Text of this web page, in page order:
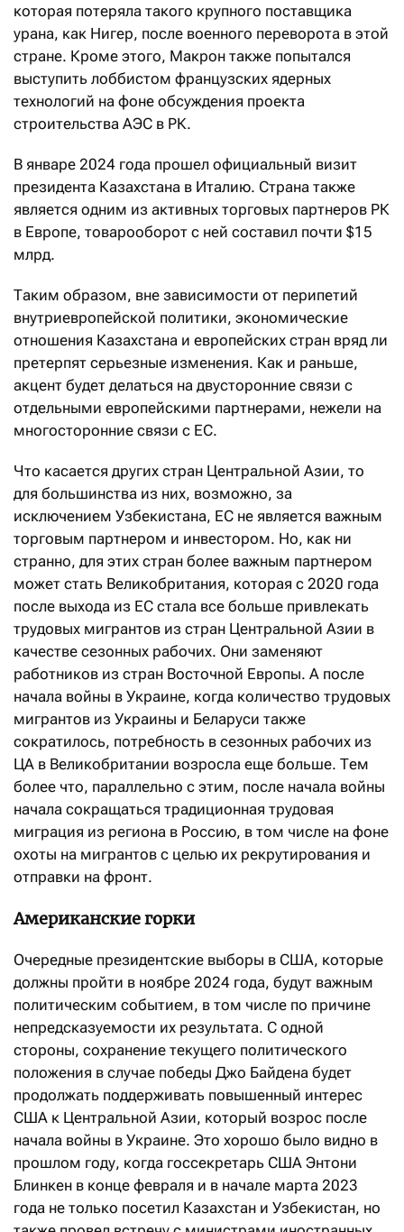
которая потеряла такого крупного поставщика
урана, как Нигер, после военного переворота в этой
стране. Кроме этого, Макрон также попытался
выступить лоббистом французских ядерных
технологий на фоне обсуждения проекта
строительства АЭС в РК.
В январе 2024 года прошел официальный визит
президента Казахстана в Италию. Страна также
является одним из активных торговых партнеров РК
в Европе, товарооборот с ней составил почти $15
млрд.
Таким образом, вне зависимости от перипетий
внутриевропейской политики, экономические
отношения Казахстана и европейских стран вряд ли
претерпят серьезные изменения. Как и раньше,
акцент будет делаться на двусторонние связи с
отдельными европейскими партнерами, нежели на
многосторонние связи с ЕС.
Что касается других стран Центральной Азии, то
для большинства из них, возможно, за
исключением Узбекистана, ЕС не является важным
торговым партнером и инвестором. Но, как ни
странно, для этих стран более важным партнером
может стать Великобритания, которая с 2020 года
после выхода из ЕС стала все больше привлекать
трудовых мигрантов из стран Центральной Азии в
качестве сезонных рабочих. Они заменяют
работников из стран Восточной Европы. А после
начала войны в Украине, когда количество трудовых
мигрантов из Украины и Беларуси также
сократилось, потребность в сезонных рабочих из
ЦА в Великобритании возросла еще больше. Тем
более что, параллельно с этим, после начала войны
начала сокращаться традиционная трудовая
миграция из региона в Россию, в том числе на фоне
охоты на мигрантов с целью их рекрутирования и
отправки на фронт.
Американские горки
Очередные президентские выборы в США, которые
должны пройти в ноябре 2024 года, будут важным
политическим событием, в том числе по причине
непредсказуемости их результата. С одной
стороны, сохранение текущего политического
положения в случае победы Джо Байдена будет
продолжать поддерживать повышенный интерес
США к Центральной Азии, который возрос после
начала войны в Украине. Это хорошо было видно в
прошлом году, когда госсекретарь США Энтони
Блинкен в конце февраля и в начале марта 2023
года не только посетил Казахстан и Узбекистан, но